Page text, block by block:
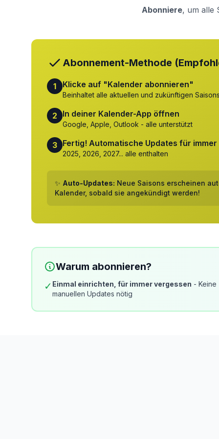
Abonniere, um alle
Abonnement-Methode
1 Klicke auf "Kalender abonnieren"
Beinhaltet alle aktuellen und zukünftigen Saisons
2 In deiner Kalender-App öffnen
Google, Apple, Outlook - alle unterstützt
3 Fertig! Automatische Updates für immer
2025, 2026, 2027... alle enthalten
✨ Auto-Updates: Neue Saisons erscheinen
Kalender, sobald sie angekündigt werden!
Warum abonnieren?
✓ Einmal einrichten, für immer vergessen - Keine
manuellen Updates nötig